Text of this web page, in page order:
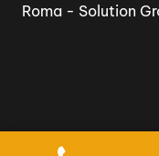
Roma - Solution